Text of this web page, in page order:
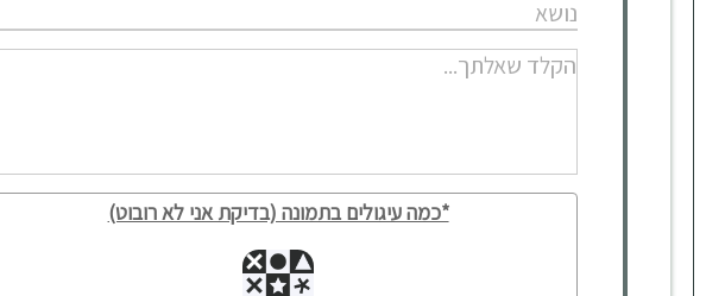
*כמה עיגולים בתמונה (בדיקת אני לא רובוט)